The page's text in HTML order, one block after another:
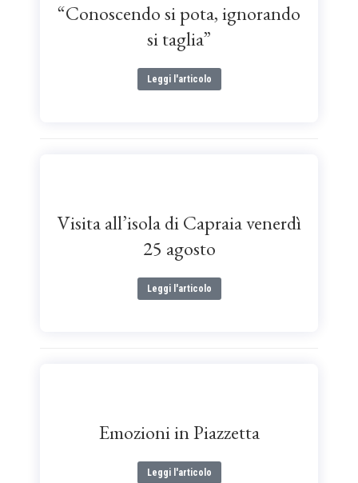
“Conoscendo si pota, ignorando
si taglia”
Leggi l'articolo
Visita all’isola di Capraia venerdì
25 agosto
Leggi l'articolo
Emozioni in Piazzetta
Leggi l'articolo